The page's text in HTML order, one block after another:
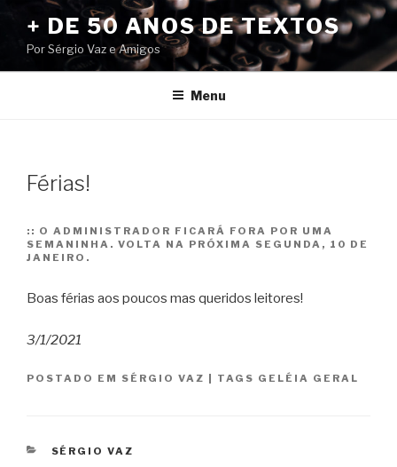
conteúdo
+ DE 50 ANOS DE TEXTOS
Por Sérgio Vaz e Amigos
Menu
Férias!
:: O ADMINISTRADOR FICARÁ FORA POR UMA
SEMANINHA. VOLTA NA PRÓXIMA SEGUNDA, 10 DE
JANEIRO.
Boas férias aos poucos mas queridos leitores!
3/1/2021
POSTADO EM SÉRGIO VAZ TAGS GELÉIA GERAL
CATEGORIAS
SÉRGIO VAZ